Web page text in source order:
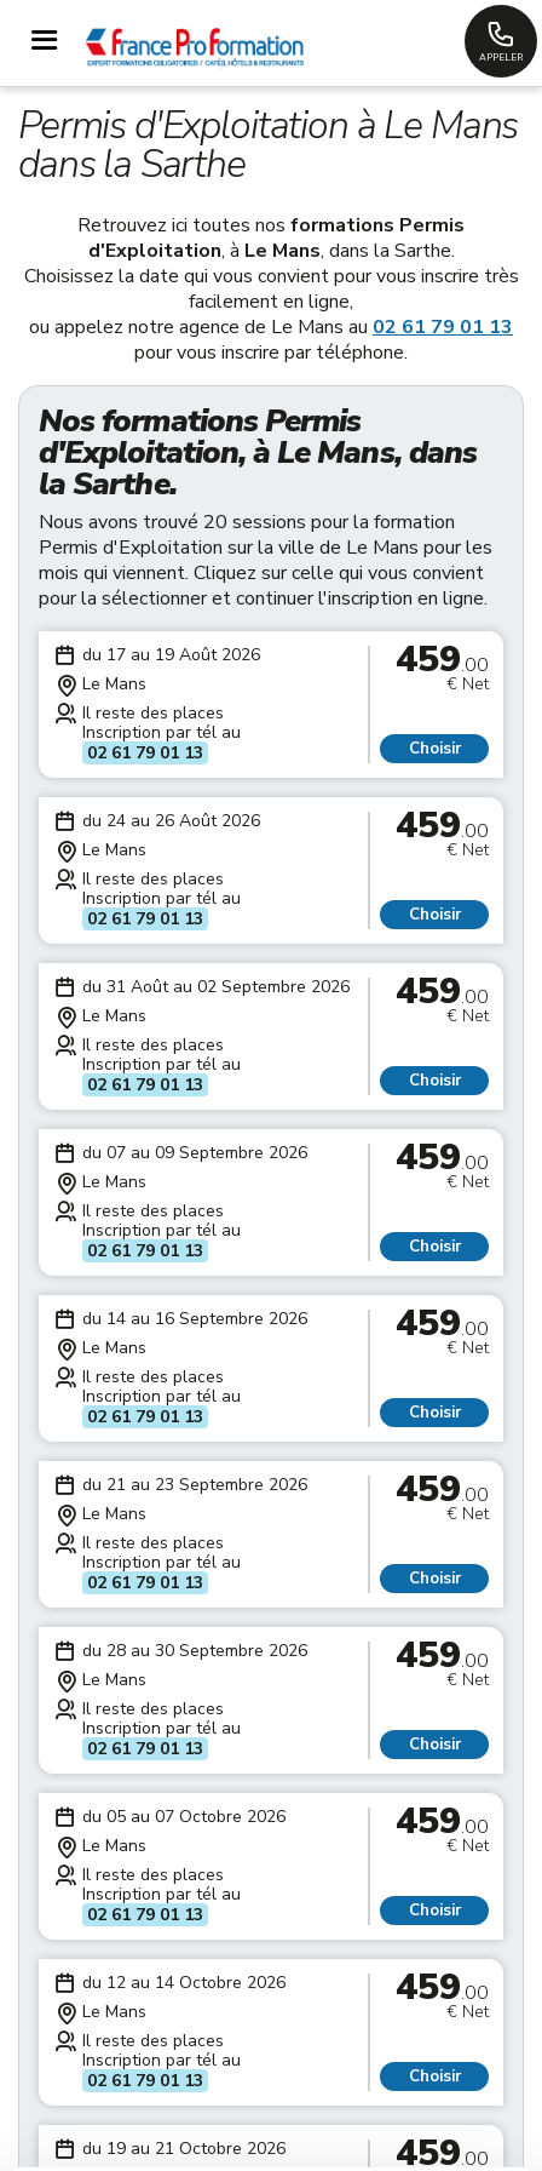
APPELER
Permis d'Exploitation à Le Mans
dans la Sarthe
Retrouvez ici toutes nos formations Permis
d'Exploitation, à Le Mans, dans la Sarthe.
Choisissez la date qui vous convient pour vous inscrire très
facilement en ligne,
ou appelez notre agence de Le Mans au 02 61 79 01 13
pour vous inscrire par téléphone.
Nos formations Permis
d'Exploitation, à Le Mans, dans
la Sarthe.
Nous avons trouvé 20 sessions pour la formation
Permis d'Exploitation sur la ville de Le Mans pour les
mois qui viennent. Cliquez sur celle qui vous convient
pour la sélectionner et continuer l'inscription en ligne.
du 17 au 19 Août 2026
Le Mans
Il reste des places
Inscription par tél au
02 61 79 01 13
459.00
€ Net
Choisir
du 24 au 26 Août 2026
Le Mans
Il reste des places
Inscription par tél au
02 61 79 01 13
459.00
€ Net
Choisir
du 31 Août au 02 Septembre 2026
Le Mans
Il reste des places
Inscription par tél au
02 61 79 01 13
459.00
€ Net
Choisir
du 07 au 09 Septembre 2026
Le Mans
Il reste des places
Inscription par tél au
02 61 79 01 13
459.00
€ Net
Choisir
du 14 au 16 Septembre 2026
Le Mans
Il reste des places
Inscription par tél au
02 61 79 01 13
459.00
€ Net
Choisir
du 21 au 23 Septembre 2026
Le Mans
Il reste des places
Inscription par tél au
02 61 79 01 13
459.00
€ Net
Choisir
du 28 au 30 Septembre 2026
Le Mans
Il reste des places
Inscription par tél au
02 61 79 01 13
459.00
€ Net
Choisir
du 05 au 07 Octobre 2026
Le Mans
Il reste des places
Inscription par tél au
02 61 79 01 13
459.00
€ Net
Choisir
du 12 au 14 Octobre 2026
Le Mans
Il reste des places
Inscription par tél au
02 61 79 01 13
459.00
€ Net
Choisir
du 19 au 21 Octobre 2026
459.00